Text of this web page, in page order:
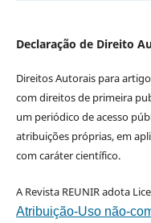
Declaração de Direito
Direitos Autorais para
com direitos de primeira
um periódico de acesso
atribuições próprias, em
com caráter científico.
A Revista REUNIR adota
Atribuição-Uso não-